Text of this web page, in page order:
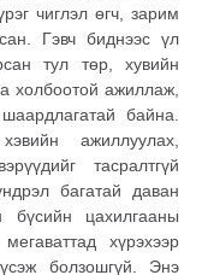
чиглэл өгч, зарим
Гэвч биднээс үл
тул төр, хувийн
холбоотой ажиллаж,
байна.
ажиллуулах,
тасралтгүй
багатай даван
цахилгааны
хүрэхээр
болзошгүй. Энэ